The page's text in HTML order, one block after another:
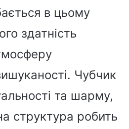
в цьому
здатність
Чубчик
та шарму,
структура робить